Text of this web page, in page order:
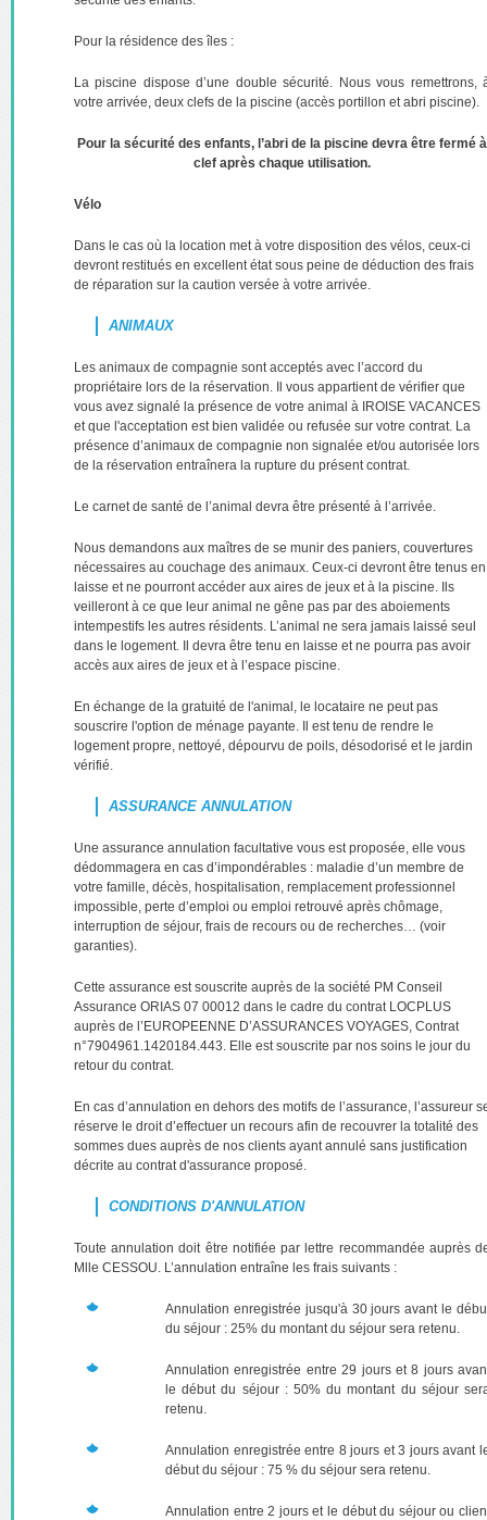
Pour la résidence des îles :
La piscine dispose d’une double sécurité. Nous vous remettrons,
votre arrivée, deux clefs de la piscine (accès portillon et abri piscine).
Pour la sécurité des enfants, l’abri de la piscine devra être fermé à
clef après chaque utilisation.
Vélo
Dans le cas où la location met à votre disposition des vélos, ceux-ci
devront restitués en excellent état sous peine de déduction des frais
de réparation sur la caution versée à votre arrivée.
ANIMAUX
Les animaux de compagnie sont acceptés avec l’accord du
propriétaire lors de la réservation. Il vous appartient de vérifier que
vous avez signalé la présence de votre animal à IROISE VACANCES
et que l'acceptation est bien validée ou refusée sur votre contrat. La
présence d’animaux de compagnie non signalée et/ou autorisée lors
de la réservation entraînera la rupture du présent contrat.
Le carnet de santé de l’animal devra être présenté à l’arrivée.
Nous demandons aux maîtres de se munir des paniers, couvertures
nécessaires au couchage des animaux. Ceux-ci devront être tenus en
laisse et ne pourront accéder aux aires de jeux et à la piscine. Ils
veilleront à ce que leur animal ne gêne pas par des aboiements
intempestifs les autres résidents. L’animal ne sera jamais laissé seul
dans le logement. Il devra être tenu en laisse et ne pourra pas avoir
accès aux aires de jeux et à l’espace piscine.
En échange de la gratuité de l'animal, le locataire ne peut pas
souscrire l'option de ménage payante. Il est tenu de rendre le
logement propre, nettoyé, dépourvu de poils, désodorisé et le jardin
vérifié.
ASSURANCE ANNULATION
Une assurance annulation facultative vous est proposée, elle vous
dédommagera en cas d’impondérables : maladie d’un membre de
votre famille, décès, hospitalisation, remplacement professionnel
impossible, perte d’emploi ou emploi retrouvé après chômage,
interruption de séjour, frais de recours ou de recherches… (voir
garanties).
Cette assurance est souscrite auprès de la société PM Conseil
Assurance ORIAS 07 00012 dans le cadre du contrat LOCPLUS
auprès de l’EUROPEENNE D’ASSURANCES VOYAGES, Contrat
n°7904961.1420184.443. Elle est souscrite par nos soins le jour du
retour du contrat.
En cas d’annulation en dehors des motifs de l’assurance, l’assureur
réserve le droit d’effectuer un recours afin de recouvrer la totalité des
sommes dues auprès de nos clients ayant annulé sans justification
décrite au contrat d'assurance proposé.
CONDITIONS D'ANNULATION
Toute annulation doit être notifiée par lettre recommandée auprès
Mlle CESSOU. L’annulation entraîne les frais suivants :
Annulation enregistrée jusqu'à 30 jours avant le
du séjour : 25% du montant du séjour sera retenu.
Annulation enregistrée entre 29 jours et 8 jours
le début du séjour : 50% du montant du séjour
retenu.
Annulation enregistrée entre 8 jours et 3 jours avant
début du séjour : 75 % du séjour sera retenu.
Annulation entre 2 jours et le début du séjour ou